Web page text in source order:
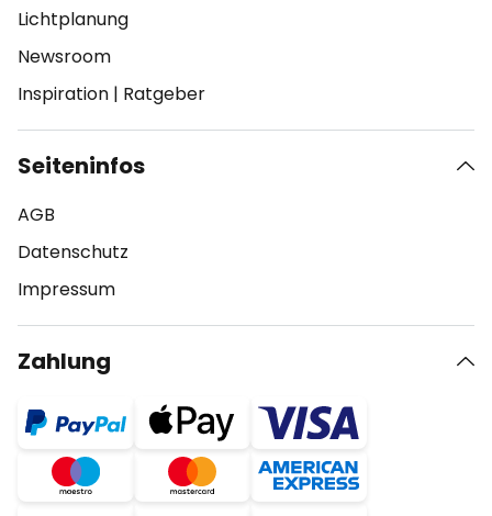
Lichtplanung
Newsroom
Inspiration | Ratgeber
Seiteninfos
AGB
Datenschutz
Impressum
Zahlung